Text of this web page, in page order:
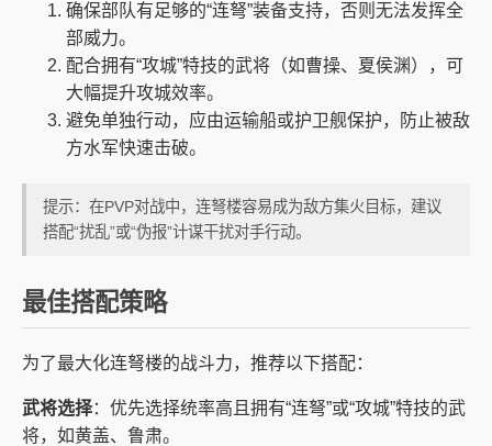
确保部队有足够的“连弩”装备支持，否则无法发挥全
部威力。
配合拥有“攻城”特技的武将（如曹操、夏侯渊），可
大幅提升攻城效率。
避免单独行动，应由运输船或护卫舰保护，防止被敌
方水军快速击破。
提示：在PVP对战中，连弩楼容易成为敌方集火目标，建议
搭配“扰乱”或“伪报”计谋干扰对手行动。
最佳搭配策略
为了最大化连弩楼的战斗力，推荐以下搭配：
武将选择：优先选择统率高且拥有“连弩”或“攻城”特技的武
将，如黄盖、鲁肃。